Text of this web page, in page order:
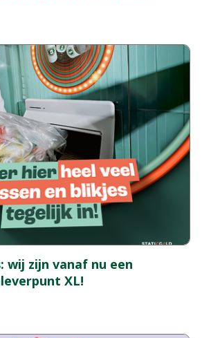
wij zijn vanaf nu een
XL!